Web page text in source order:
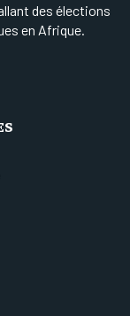
des élections
en Afrique.